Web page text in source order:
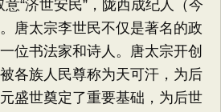
意“济世安民”，陇西成纪人（今
唐太宗李世民不仅是著名的政
位书法家和诗人。唐太宗开创
各族人民尊称为天可汗，为后
盛世奠定了重要基础，为后世